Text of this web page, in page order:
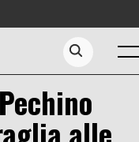
Search...